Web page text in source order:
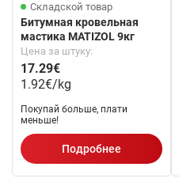
Складской товар
Битумная кровельная
мастика MATIZOL 9кг
Цена за штуку:
17.29€
1.92€/kg
Покупай больше, плати
меньше!
Подробнее